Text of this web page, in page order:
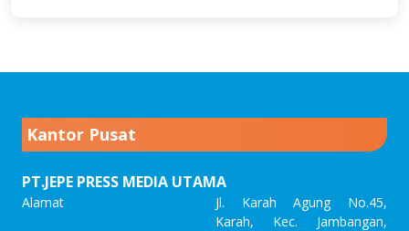
Kantor Pusat
PT.JEPE PRESS MEDIA UTAMA
Alamat
Jl. Karah Agung No.45,
Karah, Kec. Jambangan,